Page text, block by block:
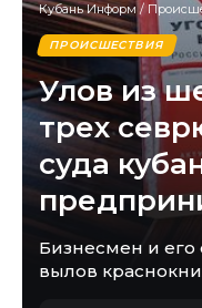
Кубань Информ/
ПРОИСШЕСТВИЯ
Улов из
трех
суда
Бизнесмен и его
вылов